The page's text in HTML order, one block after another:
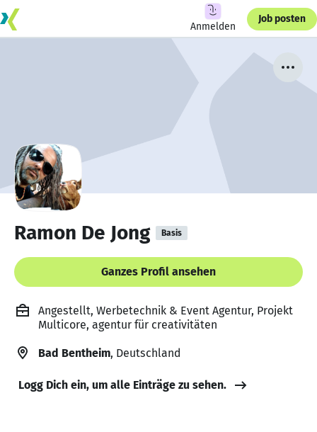
Anmelden
Job posten
Ramon De Jong Basis
Ganzes Profil ansehen
Angestellt, Werbetechnik & Event Agentur, Projekt
Multicore, agentur für creativitäten
Bad Bentheim, Deutschland
Logg Dich ein, um alle Einträge zu sehen.